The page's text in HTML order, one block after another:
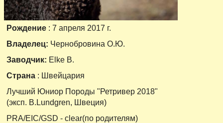
Рождение : 7 апреля 2017 г.
Владелец: Чернобровина О.Ю.
Заводчик: Elke B.
Страна : Швейцария
Лучший Юниор Породы "Ретривер 2018"
(эксп. B.Lundgren, Швеция)
PRA/EIC/GSD - clear(по родителям)